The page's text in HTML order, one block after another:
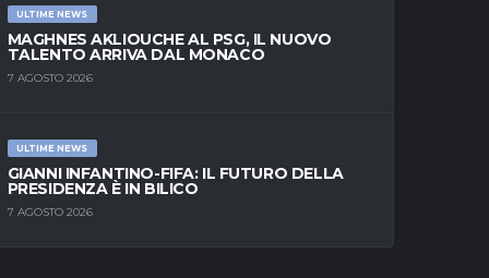
ULTIME NEWS
MAGHNES AKLIOUCHE AL PSG, IL NUOVO
TALENTO ARRIVA DAL MONACO
7 AGOSTO 2026
ULTIME NEWS
GIANNI INFANTINO-FIFA: IL FUTURO DELLA
PRESIDENZA È IN BILICO
7 AGOSTO 2026